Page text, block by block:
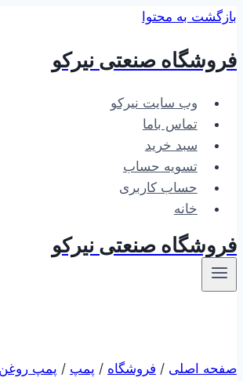
بازگشت به محتوا
فروشگاه صنعتی نیرکو
وب سایت نیرکو
تماس باما
سبد خرید
تسویه حساب
حساب کاربری
خانه
فروشگاه صنعتی نیرکو
صفحه اصلی / فروشگاه / پمپ / پمپ